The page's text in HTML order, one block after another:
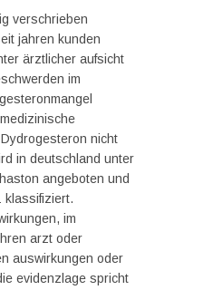
verschrieben
jahren kunden
ärztlicher aufsicht
im
nicht
in deutschland unter
angeboten und
klassifiziert.
im
arzt oder
auswirkungen oder
evidenzlage spricht